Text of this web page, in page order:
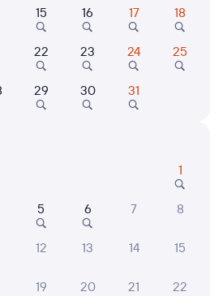
Выберите дату
Проходящий 9,1
00:28
6 ч 45 м в пути
Маршрут
Выберите дату
15 16 17 18
22 23 24 25
29 30 31
1
5 6 7 8
12 13 14 15
19 20 21 22